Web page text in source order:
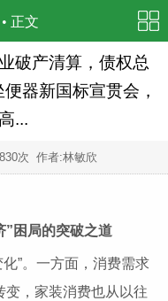
• 正文
破产清算，债权总
器新国标宣贯会，
...
次 作者:林敏欣
”困局的突破之道
”。一方面，消费需求
变，家装消费也从以往